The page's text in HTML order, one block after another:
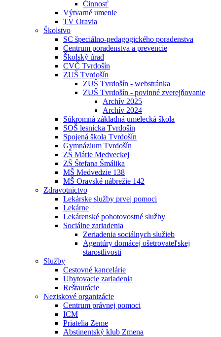
Činnosť
Výtvarné umenie
TV Oravia
Školstvo
SC špeciálno-pedagogického poradenstva
Centrum poradenstva a prevencie
Školský úrad
CVČ Tvrdošín
ZUŠ Tvrdošín
ZUŠ Tvrdošín - webstránka
ZUŠ Tvrdošín - povinné zverejňovanie
Archív 2025
Archív 2024
Súkromná základná umelecká škola
SOŠ lesnícka Tvrdošín
Spojená škola Tvrdošín
Gymnázium Tvrdošín
ZŠ Márie Medveckej
ZŠ Štefana Šmálika
MŠ Medvedzie 138
MŠ Oravské nábrežie 142
Zdravotnictvo
Lekárske služby prvej pomoci
Lekárne
Lekárenské pohotovostné služby
Sociálne zariadenia
Zeriadenia sociálnych služieb
Agentúry domácej ošetrovateľskej
starostlivosti
Služby
Cestovné kancelárie
Ubytovacie zariadenia
Reštaurácie
Neziskové organizácie
Centrum právnej pomoci
ICM
Priatelia Zeme
Abstinentský klub Zmena